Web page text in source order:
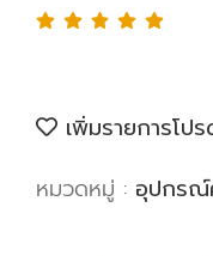
เพิ่มรายการโป
หมวดหมู่ : อุปกรณ์